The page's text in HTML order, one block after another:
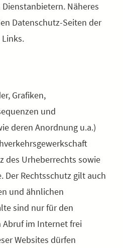
Näheres
Datenschutz-Seiten der
Grafiken,
und
deren Anordnung u.a.)
des Urheberrechts sowie
Der Rechtsschutz gilt auch
und ähnlichen
sind nur für den
im Internet frei
Websites dürfen